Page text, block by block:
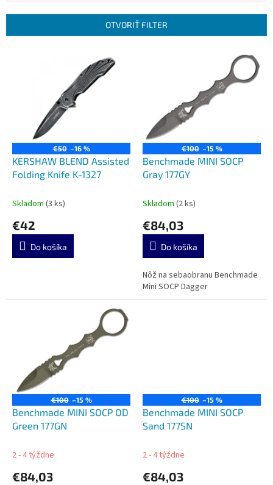
p
OTVORIŤ FILTER
€50 –16 %
KERSHAW BLEND Assisted
Folding Knife K-1327
Skladom (3 ks)
€42
Do košíka
€100 –15 %
Benchmade MINI SOCP
Gray 177GY
Skladom (2 ks)
€84,03
Do košíka
Nôž na sebaobranu Benchmade
Mini SOCP Dagger
€100 –15 %
Benchmade MINI SOCP OD
Green 177GN
2 - 4 týždne
€84,03
€100 –15 %
Benchmade MINI SOCP
Sand 177SN
2 - 4 týždne
€84,03